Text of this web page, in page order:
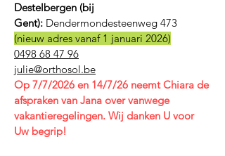
Destelbergen (bij
Gent): Dendermondesteenweg 473
(nieuw adres vanaf 1 januari 2026)
0498 68 47 96
julie@orthosol.be
Op 7/7/2026 en 14/7/26 neemt Chiara de
afspraken van Jana over vanwege
vakantieregelingen. Wij danken U voor
Uw begrip!